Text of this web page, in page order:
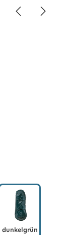
dunkelgrün